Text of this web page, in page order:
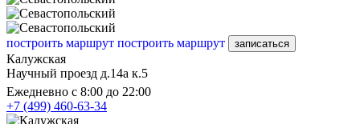
построить маршрут построить маршрут записаться
Калужская
Научный проезд д.14а к.5
Ежедневно с 8:00 до 22:00
+7 (499) 460-63-34